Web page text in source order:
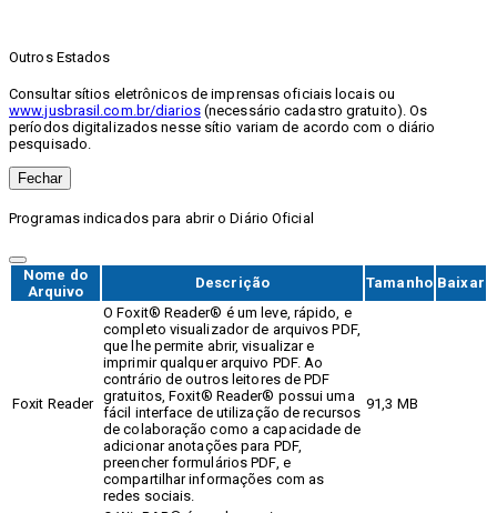
Outros Estados
Consultar sítios eletrônicos de imprensas oficiais locais ou
www.jusbrasil.com.br/diarios(necessário cadastro gratuito). Os
períodos digitalizados nesse sítio variam de acordo com o diário
pesquisado.
Fechar
Programas indicados para abrir o Diário Oficial
Nome do
Arquivo
Descrição Tamanho Baixar
Foxit Reader
O Foxit® Reader® é um leve, rápido, e
completo visualizador de arquivos PDF,
que lhe permite abrir, visualizar e
imprimir qualquer arquivo PDF. Ao
contrário de outros leitores de PDF
gratuitos, Foxit® Reader® possui uma
fácil interface de utilização de recursos
de colaboração como a capacidade de
adicionar anotações para PDF,
preencher formulários PDF, e
compartilhar informações com as
redes sociais.
91,3 MB